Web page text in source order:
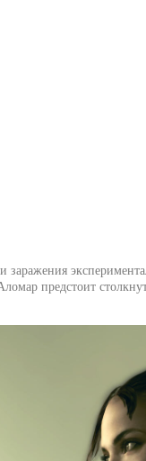
заражения
предстоит